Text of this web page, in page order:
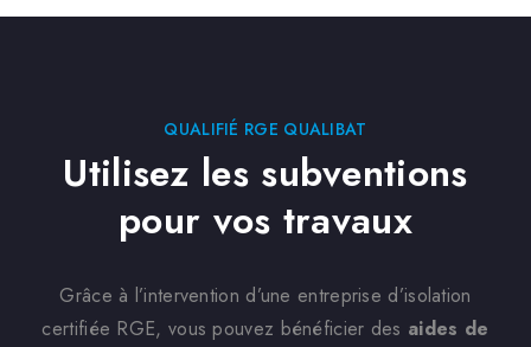
QUALIFIÉ RGE QUALIBAT
Utilisez les subventions
pour vos travaux
Grâce à l’intervention d’une entreprise d’isolation
certifiée RGE, vous pouvez bénéficier des aides de